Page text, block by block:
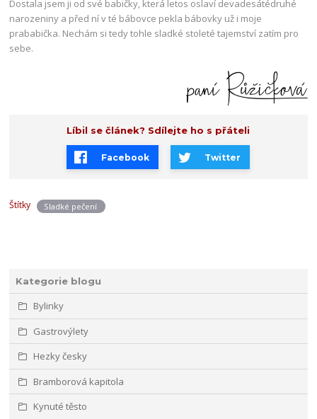
Kategorie blogu
Bylinky
Gastrovýlety
Hezky česky
Bramborová kapitola
Kynuté těsto
Dostala jsem ji od své babičky, která letos oslaví devadesátédruhé
narozeniny a před ní v té bábovce pekla bábovky už i moje
prababička. Nechám si tedy tohle sladké stoleté tajemství zatím pro
sebe.
Líbil se článek? Sdílejte ho s přáteli
Facebook Twitter
Štítky Sladké pečení